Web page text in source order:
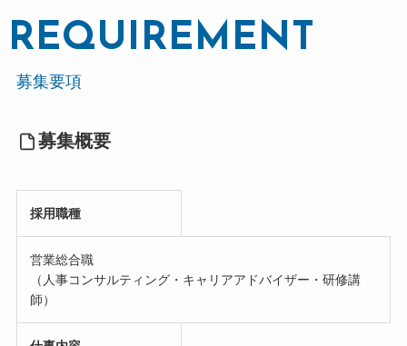
REQUIREMENT
募集要項
募集概要
採用職種
営業総合職
（人事コンサルティング・キャリアアドバイザー・研修講
師）